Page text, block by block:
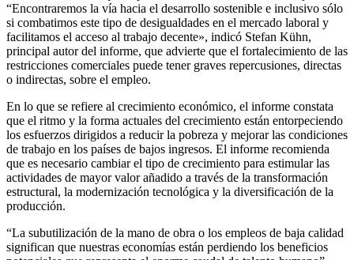
“Encontraremos la vía hacia el desarrollo sostenible e inclusivo sólo
si combatimos este tipo de desigualdades en el mercado laboral y
facilitamos el acceso al trabajo decente», indicó Stefan Kühn,
principal autor del informe, que advierte que el fortalecimiento de las
restricciones comerciales puede tener graves repercusiones, directas
o indirectas, sobre el empleo.
En lo que se refiere al crecimiento económico, el informe constata
que el ritmo y la forma actuales del crecimiento están entorpeciendo
los esfuerzos dirigidos a reducir la pobreza y mejorar las condiciones
de trabajo en los países de bajos ingresos. El informe recomienda
que es necesario cambiar el tipo de crecimiento para estimular las
actividades de mayor valor añadido a través de la transformación
estructural, la modernización tecnológica y la diversificación de la
producción.
“La subutilización de la mano de obra o los empleos de baja calidad
significan que nuestras economías están perdiendo los beneficios